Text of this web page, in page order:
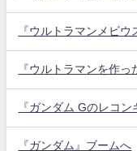
『ウルトラマンメビウ
『ウルトラマンを作っ
『ガンダム Gのレコン
『ガンダム』ブームへ